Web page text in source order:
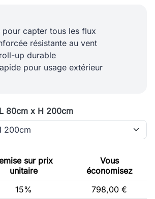
pour capter tous les flux
résistante au vent
up durable
pour usage extérieur
80cm x H 200cm
sur prix
unitaire
Vous
économisez
15% 798,00 €